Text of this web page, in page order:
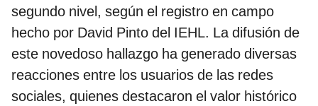
segundo nivel, según el registro en campo
hecho por David Pinto del IEHL. La difusión de
este novedoso hallazgo ha generado diversas
reacciones entre los usuarios de las redes
sociales, quienes destacaron el valor histórico